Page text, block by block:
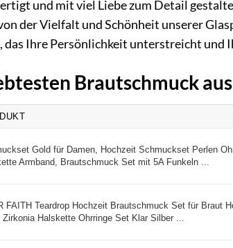
und mit viel Liebe zum Detail
von der Vielfalt und Schönheit unserer
, das Ihre Persönlichkeit unterstreicht und
Brautschmuck
Gold für Damen, Hochzeit Schmuckset Perlen
Armband, Brautschmuck Set mit 5A Funkeln ...
FAITH Teardrop Hochzeit Brautschmuck Set für Braut
Zirkonia Halskette Ohrringe Set Klar Silber ...